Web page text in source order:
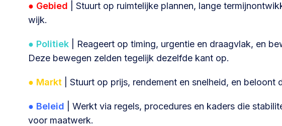
Je kunt altijd contact met ons opnemen via telefoon of e-
Vraag stellen
7511
● Gebied
| Stuurt op ruimtelijke plannen, lange
wijk.
● Politiek | Reageert op timing, urgentie en draagvlak, en
Deze bewegen zelden tegelijk dezelfde kant op.
● Markt | Stuurt op prijs, rendement en snelheid, en beloont
● Beleid | Werkt via regels, procedures en kaders die
voor maatwerk.